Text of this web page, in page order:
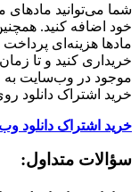
شما می‌توانید
خود اضافه کنید.
مادها هزینه‌ای
خریداری کنید و تا
موجود در وب‌سایت به
خرید اشتراک دانلود
خرید اشتراک دانلود
سؤالات متداول: